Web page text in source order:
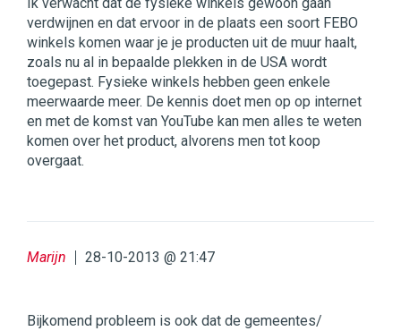
verdwijnen en dat ervoor in de plaats een soort FEBO
winkels komen waar je je producten uit de muur haalt,
zoals nu al in bepaalde plekken in de USA wordt
toegepast. Fysieke winkels hebben geen enkele
meerwaarde meer. De kennis doet men op op internet
en met de komst van YouTube kan men alles te weten
komen over het product, alvorens men tot koop
overgaat.
Marijn 28-10-2013 @ 21:47
Bijkomend probleem is ook dat de gemeentes/